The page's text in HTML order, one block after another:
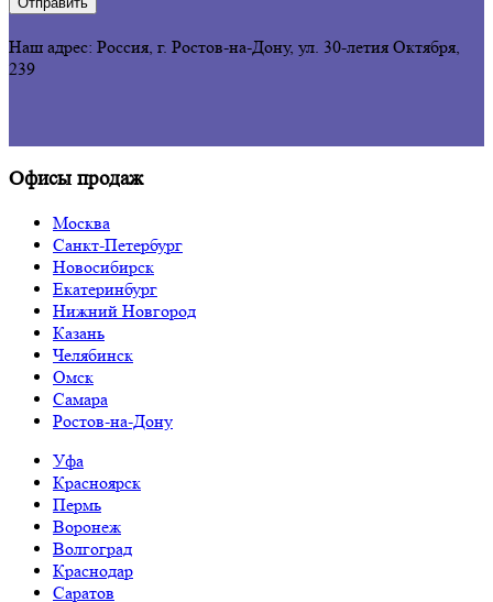
Наш адрес: Россия, г. Ростов-на-Дону, ул. 30-летия Октября,
239
Офисы продаж
Москва
Санкт-Петербург
Новосибирск
Екатеринбург
Нижний Новгород
Казань
Челябинск
Омск
Самара
Ростов-на-Дону
Уфа
Красноярск
Пермь
Воронеж
Волгоград
Краснодар
Саратов